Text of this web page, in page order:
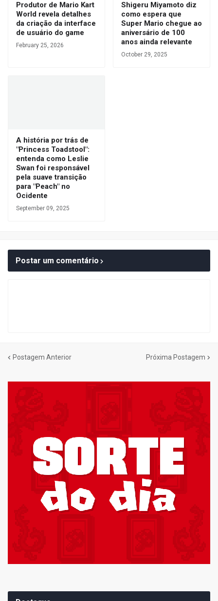
Produtor de Mario Kart
World revela detalhes
da criação da interface
de usuário do game
February 25, 2026
Shigeru Miyamoto diz
como espera que
Super Mario chegue ao
aniversário de 100
anos ainda relevante
October 29, 2025
A história por trás de
"Princess Toadstool":
entenda como Leslie
Swan foi responsável
pela suave transição
para "Peach" no
Ocidente
September 09, 2025
Postar um comentário
Postagem Anterior Próxima Postagem